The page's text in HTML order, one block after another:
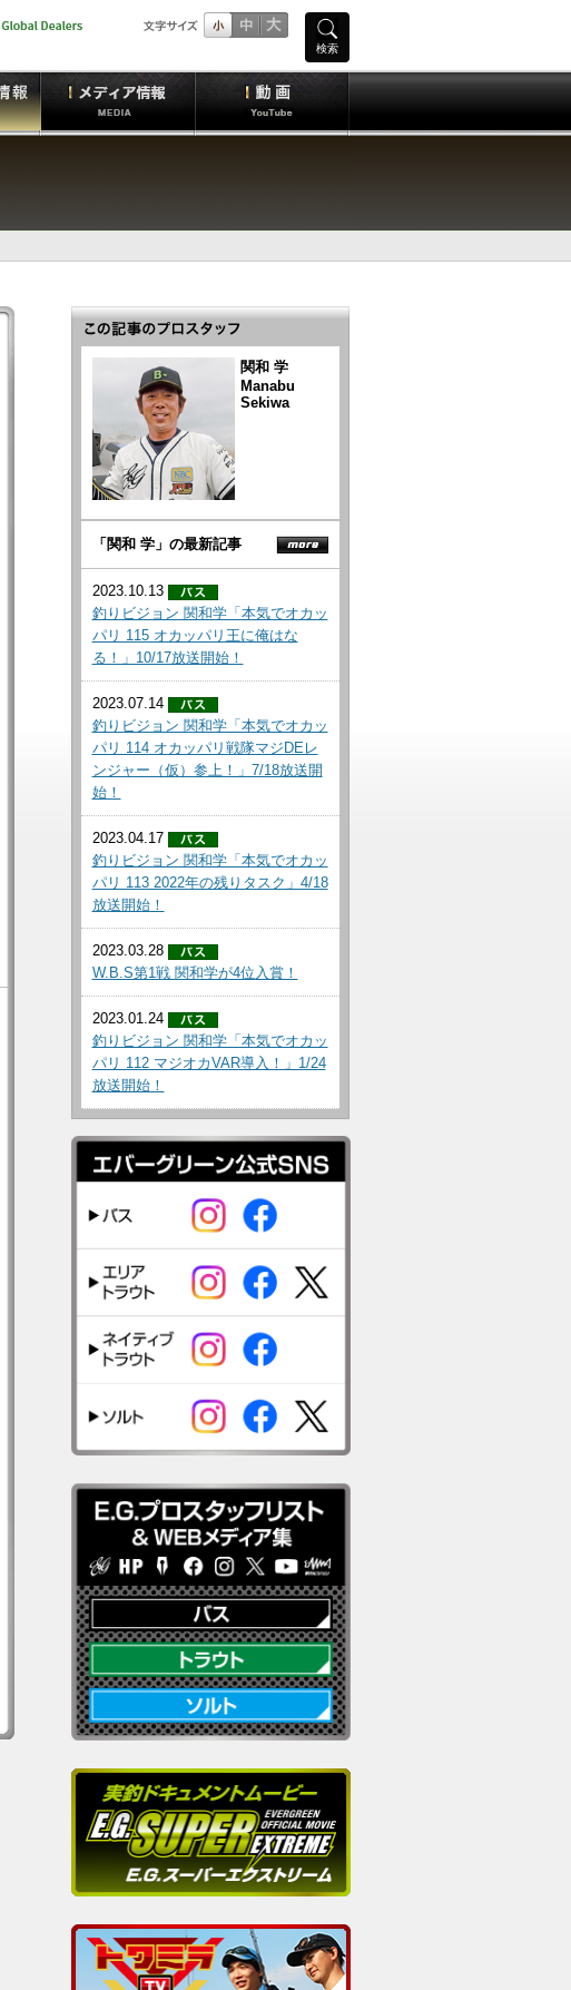
検索
関和 学
Manabu
Sekiwa
「関和 学」の最新記事
2023.10.13
釣りビジョン 関和学「本気でオカッ
パリ 115 オカッパリ王に俺はな
る！」10/17放送開始！
2023.07.14
釣りビジョン 関和学「本気でオカッ
パリ 114 オカッパリ戦隊マジDEレ
ンジャー（仮）参上！」7/18放送開
始！
2023.04.17
釣りビジョン 関和学「本気でオカッ
パリ 113 2022年の残りタスク」4/18
放送開始！
2023.03.28
W.B.S第1戦 関和学が4位入賞！
2023.01.24
釣りビジョン 関和学「本気でオカッ
パリ 112 マジオカVAR導入！」1/24
放送開始！